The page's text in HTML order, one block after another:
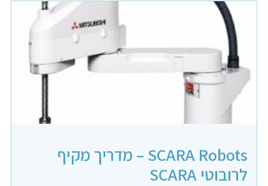
SCARA Robots – מדריך מקיף
לרובוטי SCARA